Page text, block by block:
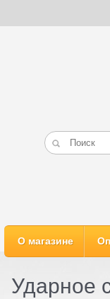
О магазине
Ударное